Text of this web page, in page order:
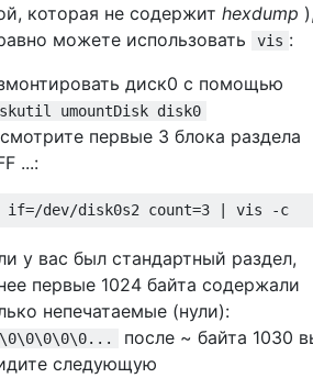
которая не содержит hexdump
можете использовать
vis :
диск0 с помощью
umountDisk disk0
первые 3 блока раздела
...:
у вас был стандартный раздел,
первые 1024 байта содержали
непечатаемые (нули):
после ~ байта 1030
следующую